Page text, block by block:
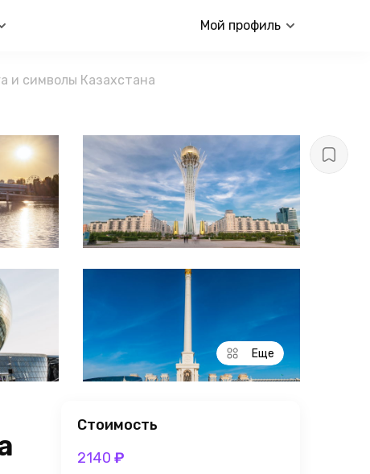
Мой профиль
и символы Казахстана
Еще
Стоимость
2140 ₽